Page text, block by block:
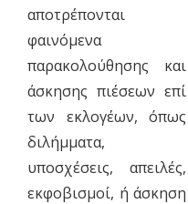
αποτρέπονται
φαινόμενα
παρακολούθησης και
άσκησης πιέσεων επί
των εκλογέων, όπως
διλήμματα,
υποσχέσεις, απειλές,
εκφοβισμοί, ή άσκηση